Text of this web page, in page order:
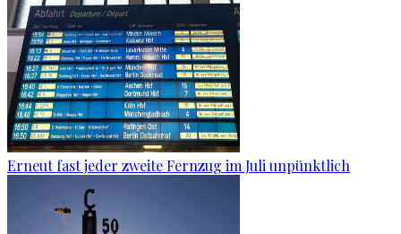
Erneut fast jeder zweite Fernzug im Juli unpünktlich